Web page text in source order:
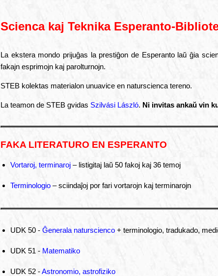
Scienca kaj Teknika Esperanto-
La ekstera mondo prijuĝas la prestiĝon de Esperanto laŭ ĝia
fakajn esprimojn kaj parolturnojn.
STEB kolektas materialon unua­vice en naturscienca tereno.
La teamon de STEB gvidas Szilvási László. Ni invitas ankaŭ vin
FAKA LITERATURO EN ESPERANTO
Vortaroj, terminaroj – listigitaj laŭ 50 fakoj kaj 36 temoj
Terminologio – sciindaĵoj por fari vortarojn kaj terminarojn
UDK 50 - Ĝenerala naturscienco + terminologio, tradukado,
UDK 51 - Matematiko
UDK 52 -Astronomio, astrofiziko